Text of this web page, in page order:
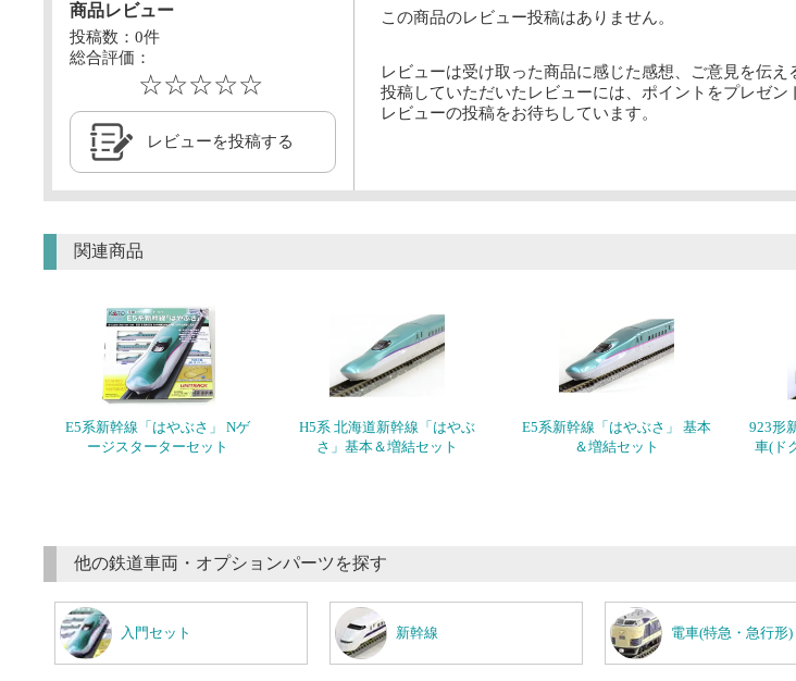
商品レビュー
投稿数： 0件
総合評価：
☆☆☆☆☆
レビューを投稿する
この商品のレビュー投稿はありません。
レビューは受け取った商品に感じた感想、ご意見を伝え
投稿していただいたレビューには、ポイントをプレゼン
レビューの投稿をお待ちしています。
関連商品
E5系新幹線「はやぶさ」 Nゲ
ージスターターセット
H5系 北海道新幹線「はやぶ
さ」基本＆増結セット
E5系新幹線「はやぶさ」 基本
＆増結セット
923形
車(ド
他の鉄道車両・オプションパーツを探す
入門セット 新幹線 電車(特急・急行形)